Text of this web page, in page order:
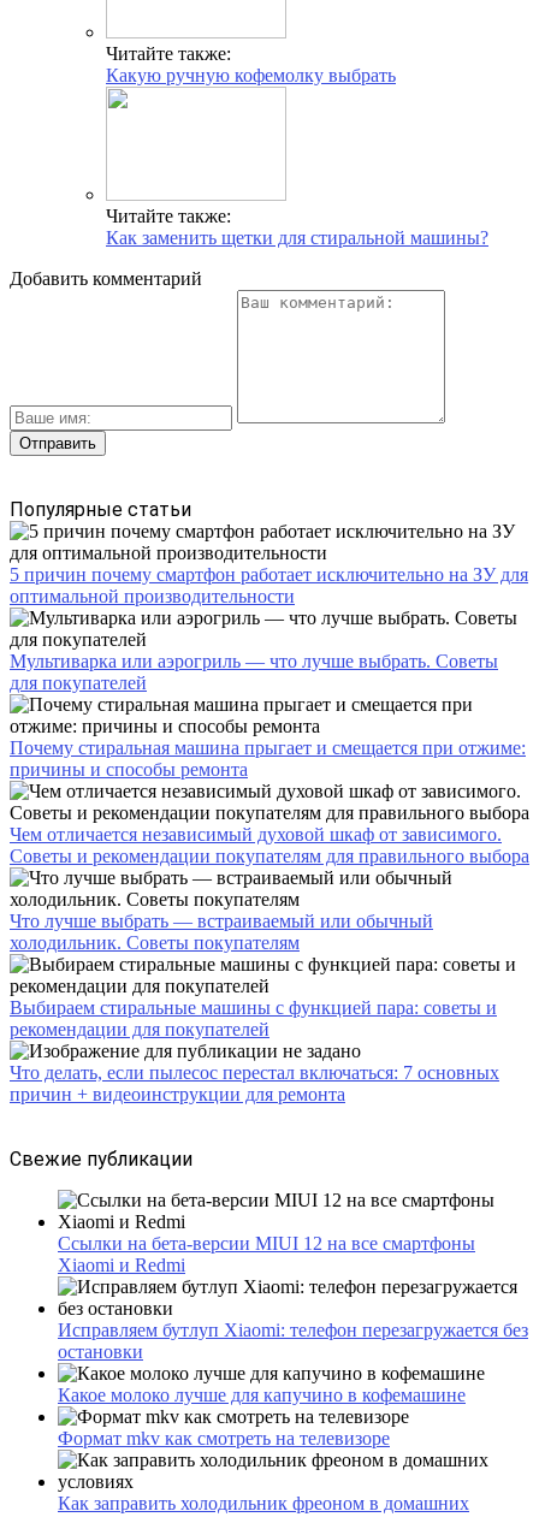
Читайте также:
Какую ручную кофемолку выбрать
Читайте также:
Как заменить щетки для стиральной машины?
Добавить комментарий
Популярные статьи
5 причин почему смартфон работает исключительно на ЗУ для
оптимальной производительности
Мультиварка или аэрогриль — что лучше выбрать. Советы
для покупателей
Почему стиральная машина прыгает и смещается при отжиме:
причины и способы ремонта
Чем отличается независимый духовой шкаф от зависимого.
Советы и рекомендации покупателям для правильного выбора
Что лучше выбрать — встраиваемый или обычный
холодильник. Советы покупателям
Выбираем стиральные машины с функцией пара: советы и
рекомендации для покупателей
Что делать, если пылесос перестал включаться: 7 основных
причин + видеоинструкции для ремонта
Свежие публикации
Ссылки на бета-версии MIUI 12 на все смартфоны
Xiaomi и Redmi
Исправляем бутлуп Xiaomi: телефон перезагружается без
остановки
Какое молоко лучше для капучино в кофемашине
Формат mkv как смотреть на телевизоре
Как заправить холодильник фреоном в домашних